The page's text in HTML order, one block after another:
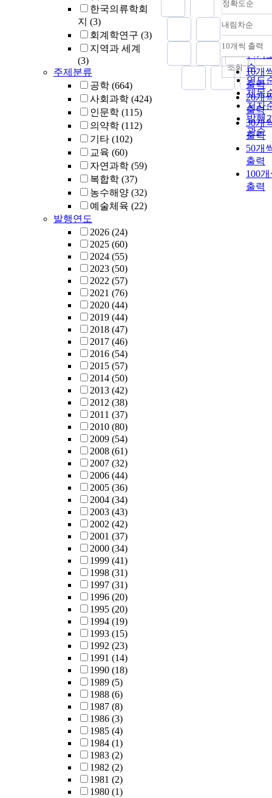
한국의류학회
지 (3)
회계학연구 (3)
지역과 세계
(3)
주제분류
공학 (664)
사회과학 (424)
인문학 (115)
의약학 (112)
기타 (102)
교육 (60)
자연과학 (59)
복합학 (37)
농수해양 (32)
예술체육 (22)
발행연도
2026 (24)
2025 (60)
2024 (55)
2023 (50)
2022 (57)
2021 (76)
2020 (44)
2019 (44)
2018 (47)
2017 (46)
2016 (54)
2015 (57)
2014 (50)
2013 (42)
2012 (38)
2011 (37)
2010 (80)
2009 (54)
2008 (61)
2007 (32)
2006 (44)
2005 (36)
2004 (34)
2003 (43)
2002 (42)
2001 (37)
2000 (34)
1999 (41)
1998 (31)
1997 (31)
1996 (20)
1995 (20)
1994 (19)
1993 (15)
1992 (23)
1991 (14)
1990 (18)
1989 (5)
1988 (6)
1987 (8)
1986 (3)
1985 (4)
1984 (1)
1983 (2)
1982 (2)
1981 (2)
1980 (1)
정확도순
정확
순
인기
순
연도
제목
저자
발행
관순
내림차순
내림
10개씩 출력
10개
출력
20개
출력
30개
출력
50개
출력
100
출력
조회